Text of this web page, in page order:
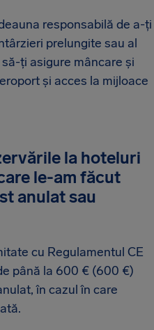
responsabilă de a-ți
prelungite sau al
ți asigure mâncare și
și acces la mijloace
la hoteluri
le-am făcut
anulat sau
cu Regulamentul CE
până la 600 € (600 €)
în cazul în care